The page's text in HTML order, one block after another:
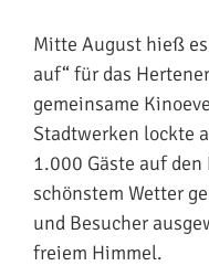
Mitte August hieß
auf“ für das
gemeinsame
Stadtwerken lockte
1.000 Gäste auf den
schönstem Wetter
und Besucher
freiem Himmel.